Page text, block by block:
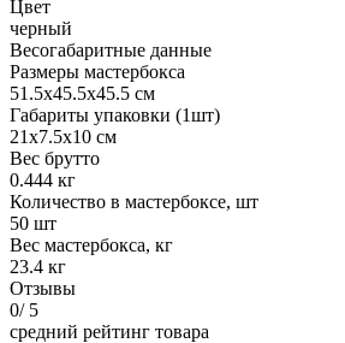
Цвет
черный
Весогабаритные данные
Размеры мастербокса
51.5х45.5х45.5 см
Габариты упаковки (1шт)
21х7.5х10 см
Вес брутто
0.444 кг
Количество в мастербоксе, шт
50 шт
Вес мастербокса, кг
23.4 кг
Отзывы
0/ 5
средний рейтинг товара